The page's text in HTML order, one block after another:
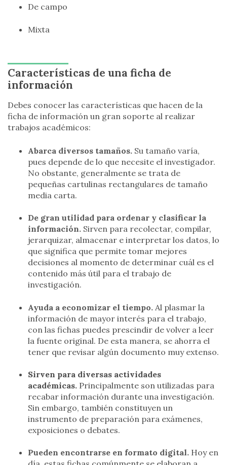
De campo
Mixta
Características de una ficha de
información
Debes conocer las características que hacen de la
ficha de información un gran soporte al realizar
trabajos académicos:
Abarca diversos tamaños. Su tamaño varía,
pues depende de lo que necesite el investigador.
No obstante, generalmente se trata de
pequeñas cartulinas rectangulares de tamaño
media carta.
De gran utilidad para ordenar y clasificar la
información. Sirven para recolectar, compilar,
jerarquizar, almacenar e interpretar los datos, lo
que significa que permite tomar mejores
decisiones al momento de determinar cuál es el
contenido más útil para el trabajo de
investigación.
Ayuda a economizar el tiempo. Al plasmar la
información de mayor interés para el trabajo,
con las fichas puedes prescindir de volver a leer
la fuente original. De esta manera, se ahorra el
tener que revisar algún documento muy extenso.
Sirven para diversas actividades
académicas. Principalmente son utilizadas para
recabar información durante una investigación.
Sin embargo, también constituyen un
instrumento de preparación para exámenes,
exposiciones o debates.
Pueden encontrarse en formato digital. Hoy en